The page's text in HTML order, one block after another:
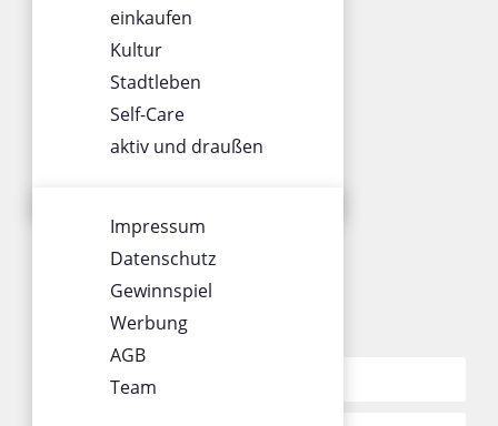
einkaufen
Kultur
Stadtleben
Self-Care
aktiv und draußen
Datenschutz
Gewinnspiel
Werbung
AGB
Team
Impressum
Datenschutz
Gewinnspiel
Werbung
AGB
Team
SOCIALS
KONTAKT